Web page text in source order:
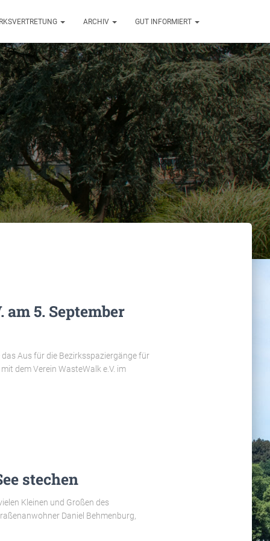
ARCHIV GUT INFORMIERT
5. September
Aus für die Bezirksspaziergänge für
dem Verein WasteWalk e.V. im
stechen
Kleinen und Großen des
Daniel Behmenburg,